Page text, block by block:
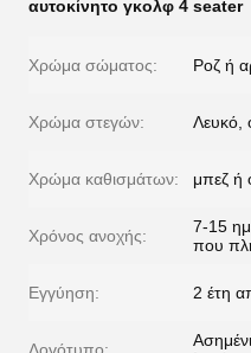
αυτοκίνητο γκολφ 4 seater
Χρώμα σώματος: Ροζ ή
Χρώμα στεγών: Λευκό,
Χρώμα καθισμάτων: μπεζ ή
Χρόνος ανοχής:
7-15
που
Εγγύηση: 2 έτη